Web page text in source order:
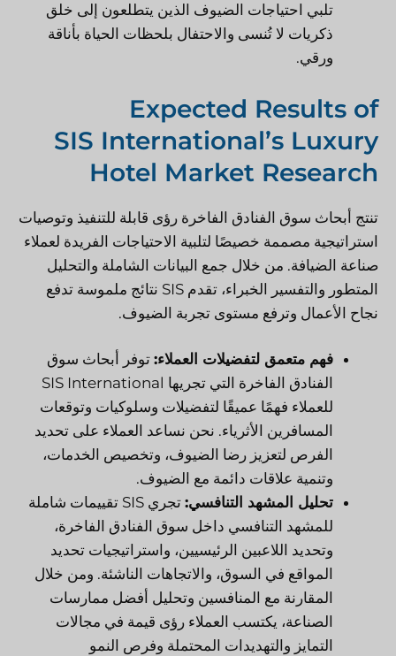
تلبي احتياجات الضيوف الذين يتطلعون إلى خلق
ذكريات لا تُنسى والاحتفال بلحظات الحياة بأناقة
ورقي.
Expected Results of
SIS International’s Luxury
Hotel Market Research
تنتج أبحاث سوق الفنادق الفاخرة رؤى قابلة للتنفيذ وتوصيات
استراتيجية مصممة خصيصًا لتلبية الاحتياجات الفريدة لعملاء
صناعة الضيافة. من خلال جمع البيانات الشاملة والتحليل
المتطور والتفسير الخبراء، تقدم SIS نتائج ملموسة تدفع
نجاح الأعمال وترفع مستوى تجربة الضيوف.
فهم متعمق لتفضيلات العملاء: توفر أبحاث سوق
الفنادق الفاخرة التي تجريها SIS International
للعملاء فهمًا عميقًا لتفضيلات وسلوكيات وتوقعات
المسافرين الأثرياء. نحن نساعد العملاء على تحديد
الفرص لتعزيز رضا الضيوف، وتخصيص الخدمات،
وتنمية علاقات دائمة مع الضيوف.
تحليل المشهد التنافسي:
تجري SIS تقييمات شاملة
للمشهد التنافسي داخل سوق الفنادق الفاخرة،
وتحديد اللاعبين الرئيسيين، واستراتيجيات تحديد
المواقع في السوق، والاتجاهات الناشئة. ومن خلال
المقارنة مع المنافسين وتحليل أفضل ممارسات
الصناعة، يكتسب العملاء رؤى قيمة في مجالات
التمايز والتهديدات المحتملة وفرص النمو